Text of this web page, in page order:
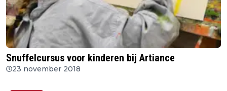
Snuffelcursus voor kinderen bij Artiance
23 november 2018